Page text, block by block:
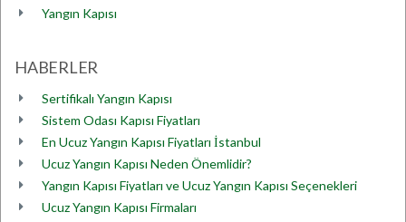
Yangın Kapısı
HABERLER
Sertifikalı Yangın Kapısı
Sistem Odası Kapısı Fiyatları
En Ucuz Yangın Kapısı Fiyatları İstanbul
Ucuz Yangın Kapısı Neden Önemlidir?
Yangın Kapısı Fiyatları ve Ucuz Yangın Kapısı Seçenekleri
Ucuz Yangın Kapısı Firmaları